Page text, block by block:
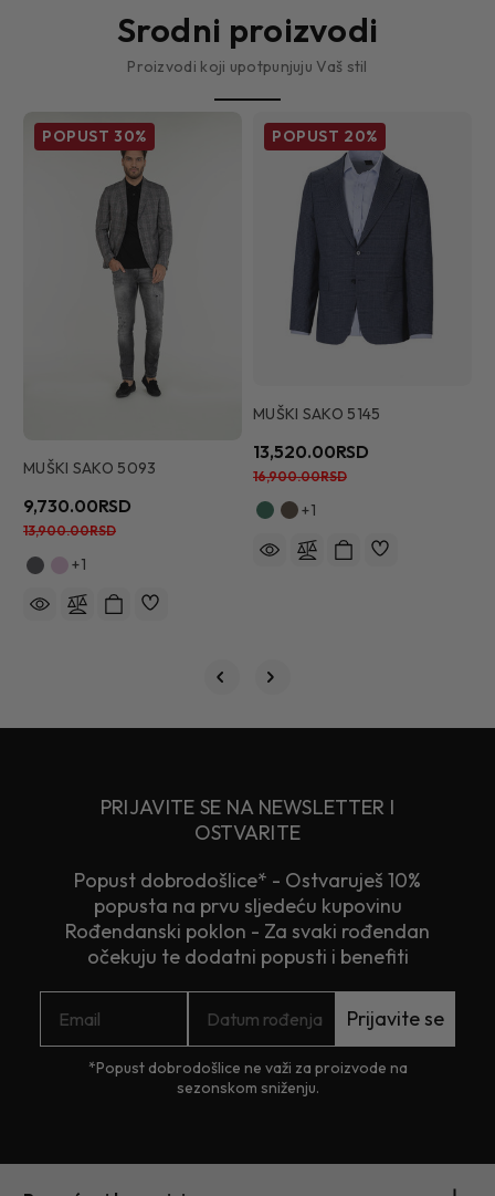
Srodni proizvodi
Proizvodi koji upotpunjuju Vaš stil
POPUST30%
MUŠKI SAKO 5093
9,730.00RSD
13,900.00RSD
+1
POPUST 20%
MUŠKI SAKO 5145
13,520.00RSD
16,900.00RSD
+1
PRIJAVITE SE NA NEWSLETTER I
OSTVARITE
Popust dobrodošlice* - Ostvaruješ 10%
popusta na prvu sljedeću kupovinu
Rođendanski poklon - Za svaki rođendan
očekuju te dodatni popusti i benefiti
Prijavite se
*Popust dobrodošlice ne važi za proizvode na
sezonskom sniženju.